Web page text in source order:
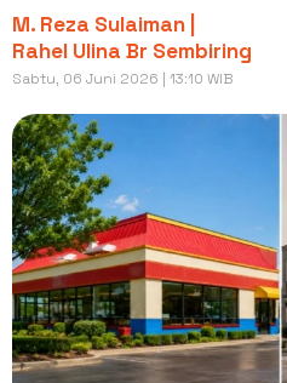
M. Reza Sulaiman |
Rahel Ulina Br Sembiring
Sabtu, 06 Juni 2026 | 13:10 WIB